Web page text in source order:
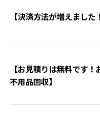
【決済方法が増えました
【お見積りは無料です
不用品回収】